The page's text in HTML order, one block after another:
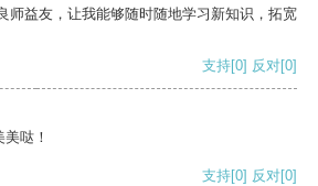
师益友，让我能够随时随地学习新知识，拓宽
支持[0] 反对[0]
哒！
支持[0] 反对[0]